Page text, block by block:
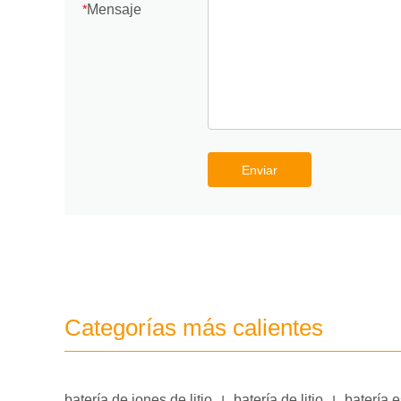
*Mensaje
Enviar
Categorías más calientes